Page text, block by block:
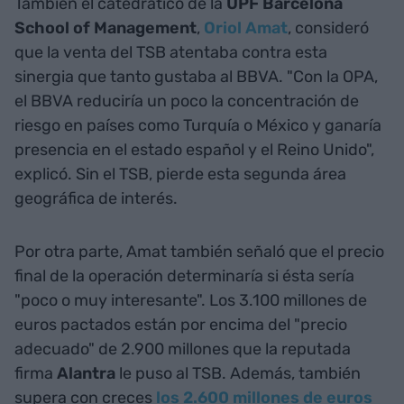
School of Management, Oriol Amat, consideró
que la venta del TSB atentaba contra esta
sinergia que tanto gustaba al BBVA. "Con la OPA,
el BBVA reduciría un poco la concentración de
riesgo en países como Turquía o México y ganaría
presencia en el estado español y el Reino Unido",
explicó. Sin el TSB, pierde esta segunda área
geográfica de interés.
Por otra parte, Amat también señaló que el precio
final de la operación determinaría si ésta sería
"poco o muy interesante". Los 3.100 millones de
euros pactados están por encima del "precio
adecuado" de 2.900 millones que la reputada
firma Alantra le puso al TSB. Además, también
supera con creces los 2.600 millones de euros